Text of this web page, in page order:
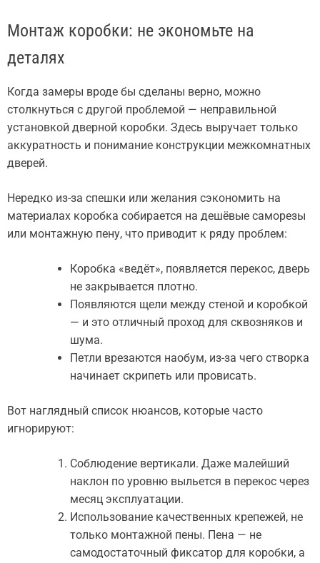
Монтаж коробки: не экономьте на
деталях
Когда замеры вроде бы сделаны верно, можно
столкнуться с другой проблемой — неправильной
установкой дверной коробки. Здесь выручает только
аккуратность и понимание конструкции межкомнатных
дверей.
Нередко из-за спешки или желания сэкономить на
материалах коробка собирается на дешёвые саморезы
или монтажную пену, что приводит к ряду проблем:
Коробка «ведёт», появляется перекос, дверь
не закрывается плотно.
Появляются щели между стеной и коробкой
— и это отличный проход для сквозняков и
шума.
Петли врезаются наобум, из-за чего створка
начинает скрипеть или провисать.
Вот наглядный список нюансов, которые часто
игнорируют:
Соблюдение вертикали. Даже малейший
наклон по уровню выльется в перекос через
месяц эксплуатации.
Использование качественных крепежей, не
только монтажной пены. Пена — не
самодостаточный фиксатор для коробки, а